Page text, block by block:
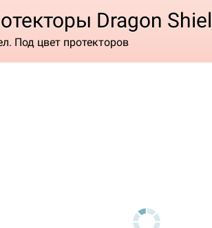
Dragon
Под цвет протекторов